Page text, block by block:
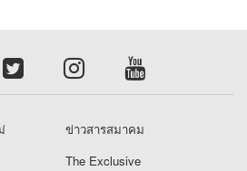
ข่าวสารสมาคม
The Exclusive